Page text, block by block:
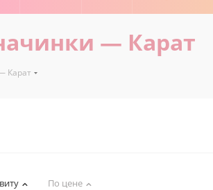
— Карат
Карат
По цене